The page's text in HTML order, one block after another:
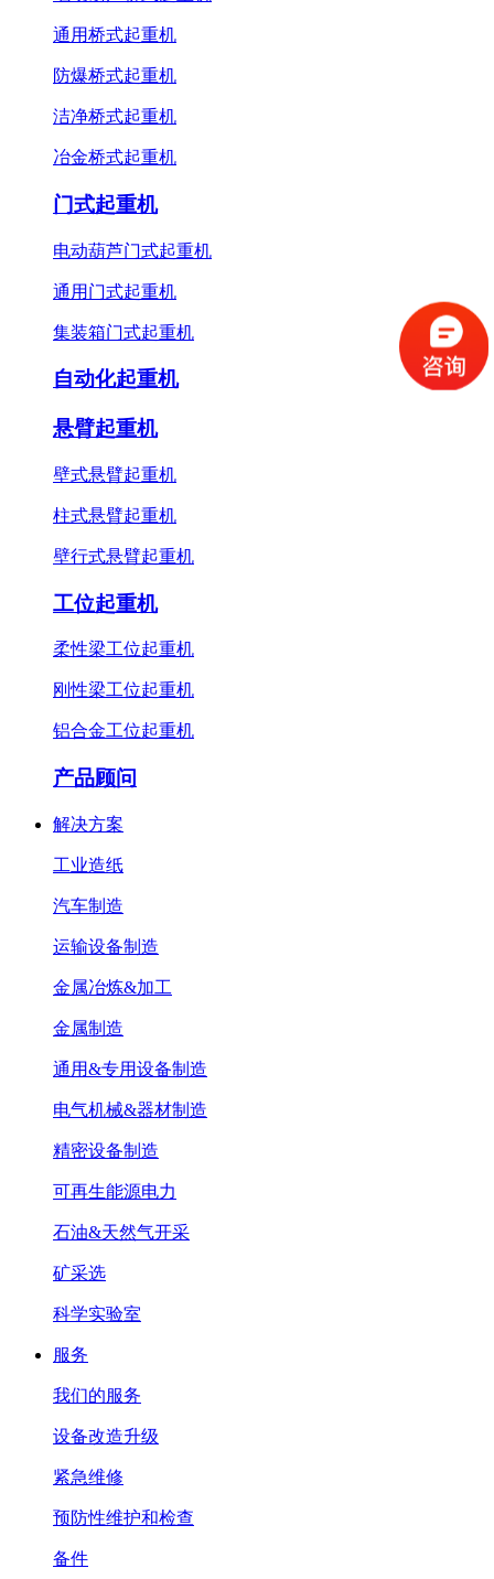
通用桥式起重机
防爆桥式起重机
洁净桥式起重机
冶金桥式起重机
门式起重机
电动葫芦门式起重机
通用门式起重机
集装箱门式起重机
自动化起重机
悬臂起重机
壁式悬臂起重机
柱式悬臂起重机
壁行式悬臂起重机
工位起重机
柔性梁工位起重机
刚性梁工位起重机
铝合金工位起重机
产品顾问
解决方案
工业造纸
汽车制造
运输设备制造
金属冶炼&加工
金属制造
通用&专用设备制造
电气机械&器材制造
精密设备制造
可再生能源电力
石油&天然气开采
矿采选
科学实验室
服务
我们的服务
设备改造升级
紧急维修
预防性维护和检查
备件